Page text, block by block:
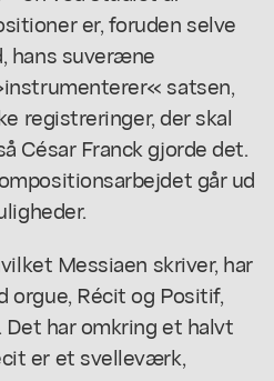
er, foruden selve
hans suveræne
satsen,
registreringer, der skal
César Franck gjorde det.
går ud
Messiaen skriver, har
orgue, Récit og Positif,
Det har omkring et halvt
er et svelleværk,